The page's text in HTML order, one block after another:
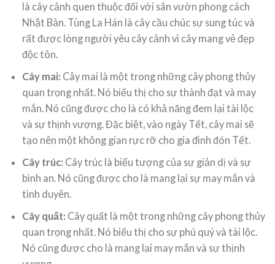
là cây cảnh quen thuộc đối với sân vườn phong cách
Nhật Bản. Tùng La Hán là cây cầu chúc sự sung túc và
rất được lòng người yêu cây cảnh vì cây mang vẻ đẹp
độc tôn.
Cây mai: Cây mai là một trong những cây phong thủy
quan trọng nhất. Nó biểu thị cho sự thành đạt và may
mắn. Nó cũng được cho là có khả năng đem lại tài lộc
và sự thịnh vượng. Đặc biệt, vào ngày Tết, cây mai sẽ
tạo nên một không gian rực rỡ cho gia đình đón Tết.
Cây trúc: Cây trúc là biểu tượng của sự giản dị và sự
bình an. Nó cũng được cho là mang lại sự may mắn và
tình duyên.
Cây quất: Cây quất là một trong những cây phong thủy
quan trọng nhất. Nó biểu thị cho sự phú quý và tài lộc.
Nó cũng được cho là mang lại may mắn và sự thịnh